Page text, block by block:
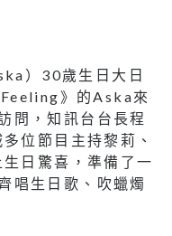
）30歲生日大日
》的Aska來
問，知訊台台長程
位節目主持黎莉、
日驚喜，準備了一
唱生日歌、吹蠟燭